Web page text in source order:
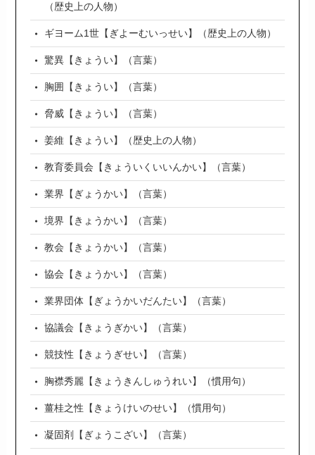
（歴史上の人物）
ギヨーム1世【ぎよーむいっせい】（歴史上の人物）
驚異【きょうい】（言葉）
胸囲【きょうい】（言葉）
脅威【きょうい】（言葉）
姜維【きょうい】（歴史上の人物）
教育委員会【きょういくいいんかい】（言葉）
業界【ぎょうかい】（言葉）
境界【きょうかい】（言葉）
教会【きょうかい】（言葉）
協会【きょうかい】（言葉）
業界団体【ぎょうかいだんたい】（言葉）
協議会【きょうぎかい】（言葉）
競技性【きょうぎせい】（言葉）
胸襟秀麗【きょうきんしゅうれい】（慣用句）
薑桂之性【きょうけいのせい】（慣用句）
凝固剤【ぎょうこざい】（言葉）